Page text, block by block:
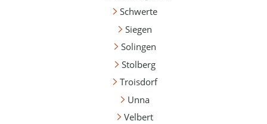
Schwerte
Siegen
Solingen
Stolberg
Troisdorf
Unna
Velbert